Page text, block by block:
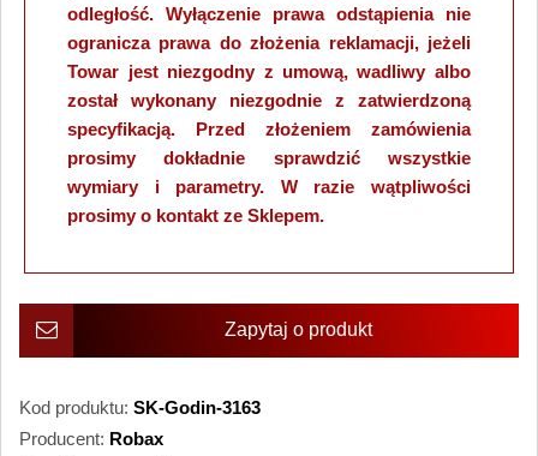
odległość. Wyłączenie prawa odstąpienia nie
ogranicza prawa do złożenia reklamacji, jeżeli
Towar jest niezgodny z umową, wadliwy albo
został wykonany niezgodnie z zatwierdzoną
specyfikacją. Przed złożeniem zamówienia
prosimy dokładnie sprawdzić wszystkie
wymiary i parametry. W razie wątpliwości
prosimy o kontakt ze Sklepem.
Zapytaj o produkt
Kod produktu: SK-Godin-3163
Producent: Robax